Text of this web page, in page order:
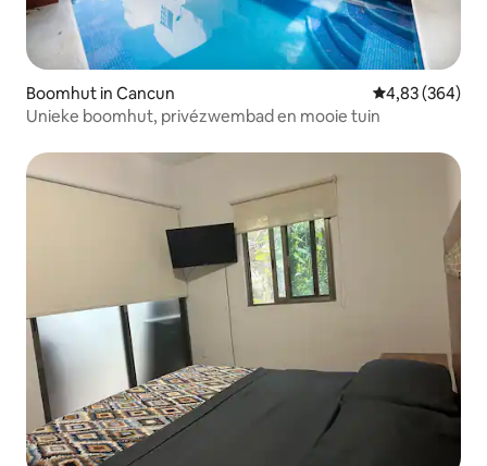
Boomhut in Cancun Gemiddelde
4,83 (364)
Unieke boomhut, privézwembad en mooie tuin